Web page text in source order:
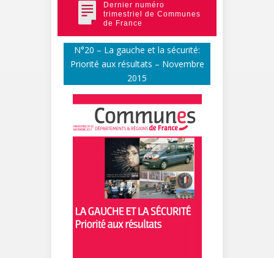
Dernier numéro
trimestriel de Communes
de France
N°20 – La gauche et la sécurité:
Priorité aux résultats – Novembre
2015